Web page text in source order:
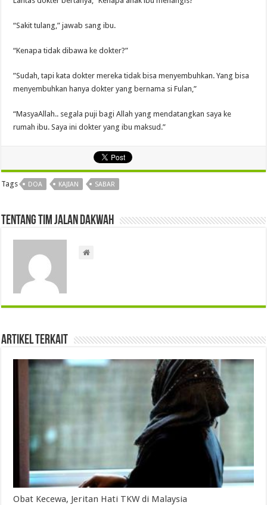
“Sakit tulang,” jawab sang ibu.
“Kenapa tidak dibawa ke dokter?”
”Sudah, tapi kata dokter mereka tidak bisa menyembuhkan. Yang bisa
menyembuhkan hanya dokter yang bernama si Fulan,”
“MasyaAllah.. segala puji bagi Allah yang mendatangkan saya ke
rumah ibu. Saya ini dokter yang ibu maksud.”
Tags DOA KAJIAN SABAR
Tentang Tim Jalan Dakwah
Artikel Terkait
Obat Kecewa, Jeritan Hati TKW di Malaysia